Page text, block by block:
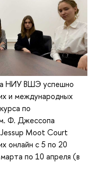
НИУ ВШЭ успешно
и международных
по
Ф. Джессопа
Moot Court
онлайн с 5 по 20
по 10 апреля (в